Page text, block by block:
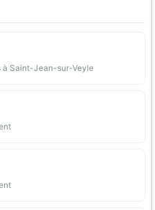
à Saint-Jean-sur-Veyle